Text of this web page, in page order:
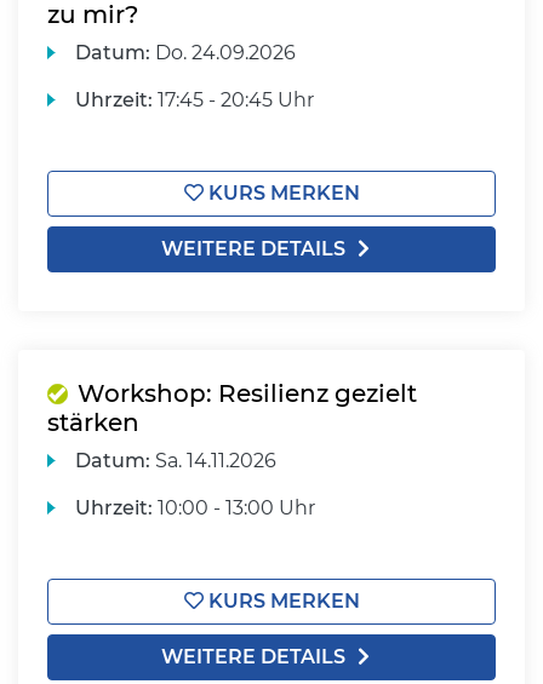
zu mir?
Datum: Do. 24.09.2026
Uhrzeit: 17:45 - 20:45 Uhr
KURS MERKEN
WEITERE DETAILS
Workshop: Resilienz gezielt
stärken
Datum: Sa. 14.11.2026
Uhrzeit: 10:00 - 13:00 Uhr
KURS MERKEN
WEITERE DETAILS